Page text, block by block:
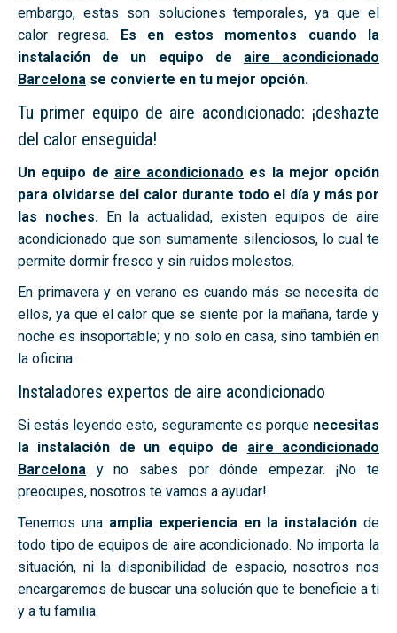
embargo, estas son soluciones temporales, ya que el
calor regresa. Es en estos momentos cuando la
instalación de un equipo de aire acondicionado
Barcelona se convierte en tu mejor opción.
Tu primer equipo de aire acondicionado: ¡deshazte
del calor enseguida!
Un equipo de aire acondicionado es la mejor opción
para olvidarse del calor durante todo el día y más por
las noches.En la actualidad, existen equipos de aire
acondicionado que son sumamente silenciosos, lo cual te
permite dormir fresco y sin ruidos molestos.
En primavera y en verano es cuando más se necesita de
ellos, ya que el calor que se siente por la mañana, tarde y
noche es insoportable; y no solo en casa, sino también en
la oficina.
Instaladores expertos de aire acondicionado
Si estás leyendo esto, seguramente es porque necesitas
la instalación de un equipo de aire acondicionado
Barcelona y no sabes por dónde empezar. ¡No te
preocupes, nosotros te vamos a ayudar!
Tenemos una amplia experiencia en la instalación de
todo tipo de equipos de aire acondicionado. No importa la
situación, ni la disponibilidad de espacio, nosotros nos
encargaremos de buscar una solución que te beneficie a ti
y a tu familia.